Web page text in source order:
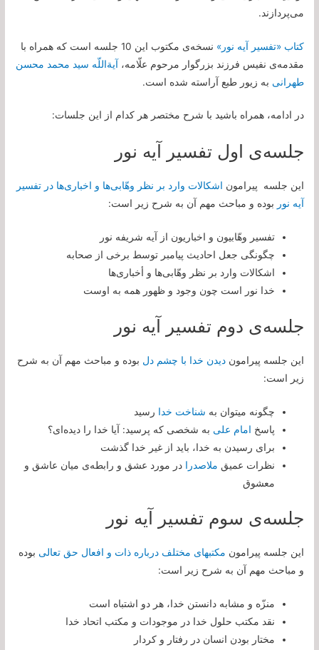
می‌پردازند.
کتاب «تفسیر آیه نور»
نسخه‌ی مکتوب این 10 جلسه است که همراه با
مقدمه‌ی نفیس فرزند بزرگوار مرحوم علّامه،آیة‌اللّه سید محمد محسن
طهرانی به زیور طبع آراسته شده است.
در ادامه، همراه باشید با شرح مختصر هر کدام از این جلسات:
جلسه‌ی اول تفسیر آیه نور
این جلسه پیرامون اشکالات وارد بر نظر وهّابی‌ها و اخباری‌ها در تفسیر
آیه نور بوده و مباحث مهم آن به شرح زیر است:
تفسیر وهّابیون و اخباریون از آیه شریفه نور
چگونگی جعل احادیث پیامبر توسط برخی از صحابه
اشکالات وارد بر نظر وهّابی‌ها و أخباری‌ها
خدا نور است چون وجود و ظهور همه به اوست
جلسه‌ی دوم تفسیر آیه نور
این جلسه پیراموندیدن خدا با چشم دل بوده و مباحث مهم آن به شرح
زیر است:
چگونه میتوان به شناخت خدا رسید
پاسخ امام علی به شخصی که پرسید: آیا خدا را دیده‌ای؟
برای رسیدن به خدا، باید از غیر خدا گذشت
نظرات عمیق ملاصدرا در مورد عشق و رابطه‌ی میان عاشق و
معشوق
جلسه‌ی سوم تفسیر آیه نور
این جلسه پیرامون مكتب‏هاى مختلف درباره ذات و افعال حق تعالى بوده
و مباحث مهم آن به شرح زیر است:
منزّه و مشابه دانستن خدا، هر دو اشتباه است
نقد مکتب حلول خدا در موجودات و مکتب اتحاد خدا
مختار بودن انسان در رفتار و کردار